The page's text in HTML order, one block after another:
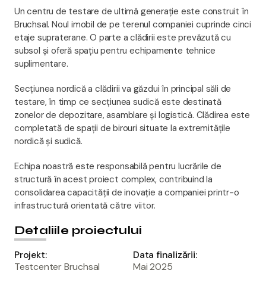
Un centru de testare de ultimă generație este construit în
Bruchsal. Noul imobil de pe terenul companiei cuprinde cinci
etaje supraterane. O parte a clădirii este prevăzută cu
subsol și oferă spațiu pentru echipamente tehnice
suplimentare.
Secțiunea nordică a clădirii va găzdui în principal săli de
testare, în timp ce secțiunea sudică este destinată
zonelor de depozitare, asamblare și logistică. Clădirea este
completată de spații de birouri situate la extremitățile
nordică și sudică.
Echipa noastră este responsabilă pentru lucrările de
structură în acest proiect complex, contribuind la
consolidarea capacității de inovație a companiei printr-o
infrastructură orientată către viitor.
Detaliile proiectului
Projekt:
Testcenter Bruchsal
Data finalizării:
Mai 2025